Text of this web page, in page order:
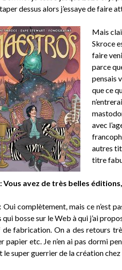
dessus alors j’essaye de faire
Mais
Skroce
faire
parce
pensais
que ce
avec
autres
titre
: Vous avez de très belles
Oui complètement, mais ce n’est
qui bosse sur le Web à qui j’ai
de fabrication. On a des retours
papier etc. Je n’en ai pas dormi
le super guerrier de la création chez